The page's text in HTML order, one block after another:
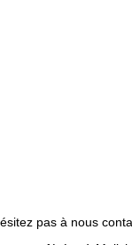
pas à nous